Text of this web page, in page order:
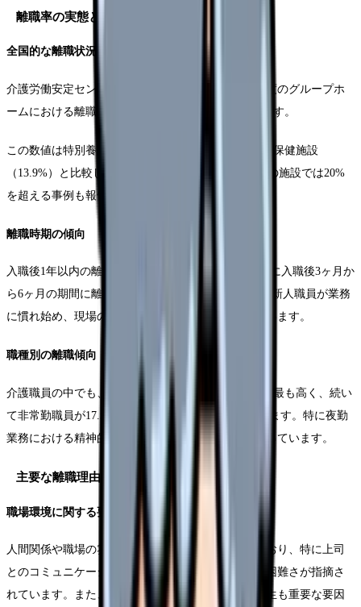
離職率の実態と課題
全国的な離職状況
介護労働安定センターの最新調査によると、2024年度のグループホ
ームにおける離職率は全国平均で15.8%となっています。
この数値は特別養護老人ホーム（14.2%）や介護老人保健施設
（13.9%）と比較しても高く、特に開設から3年以内の施設では20%
を超える事例も報告されています。
離職時期の傾向
入職後1年以内の離職が全体の42%を占めており、特に入職後3ヶ月か
ら6ヶ月の期間に離職が集中しています。この時期は新人職員が業務
に慣れ始め、現場の課題に直面する時期と重なっています。
職種別の離職傾向
介護職員の中でも、夜勤専従職員の離職率が19.2%と最も高く、続い
て非常勤職員が17.5%、常勤職員が14.3%となっています。特に夜勤
業務における精神的・身体的負担が大きな要因となっています。
主要な離職理由の分析
職場環境に関する要因
人間関係や職場の雰囲気が離職理由の上位を占めており、特に上司
とのコミュニケーション不足や同僚との関係構築の困難さが指摘さ
れています。また、業務量の多さや時間外労働の発生も重要な要因